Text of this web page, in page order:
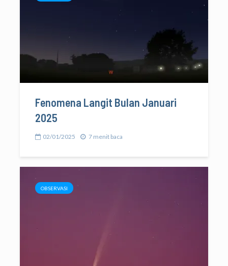
Fenomena Langit Bulan Januari
2025
02/01/2025 7 menit baca
OBSERVASI